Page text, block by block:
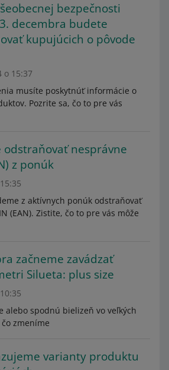
bezpečnosti
decembra budete
kupujúcich o pôvode
o 15:37
musíte poskytnúť informácie o
Pozrite sa, čo to pre vás
odstraňovať nesprávne
z ponúk
z aktívnych ponúk odstraňovať
(EAN). Zistite, čo to pre vás môže
začneme zavádzať
Silueta: plus size
alebo spodnú bielizeň vo veľkých
zmeníme
varianty produktu